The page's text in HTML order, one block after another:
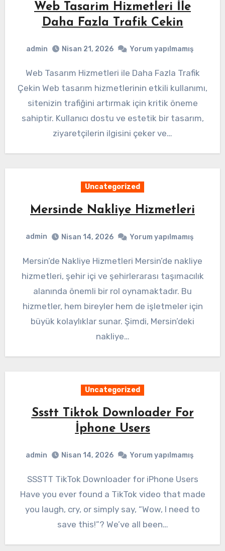
Web Tasarim Hizmetleri İle
Daha Fazla Trafik Cekin
admin Nisan 21, 2026 Yorum yapılmamış
Web Tasarım Hizmetleri ile Daha Fazla Trafik
Çekin Web tasarım hizmetlerinin etkili kullanımı,
sitenizin trafiğini artırmak için kritik öneme
sahiptir. Kullanıcı dostu ve estetik bir tasarım,
ziyaretçilerin ilgisini çeker ve…
Uncategorized
Mersinde Nakliye Hizmetleri
admin Nisan 14, 2026 Yorum yapılmamış
Mersin’de Nakliye Hizmetleri Mersin’de nakliye
hizmetleri, şehir içi ve şehirlerarası taşımacılık
alanında önemli bir rol oynamaktadır. Bu
hizmetler, hem bireyler hem de işletmeler için
büyük kolaylıklar sunar. Şimdi, Mersin’deki
nakliye…
Uncategorized
Ssstt Tiktok Downloader For
İphone Users
admin Nisan 14, 2026 Yorum yapılmamış
SSSTT TikTok Downloader for iPhone Users
Have you ever found a TikTok video that made
you laugh, cry, or simply say, “Wow, I need to
save this!”? We’ve all been…